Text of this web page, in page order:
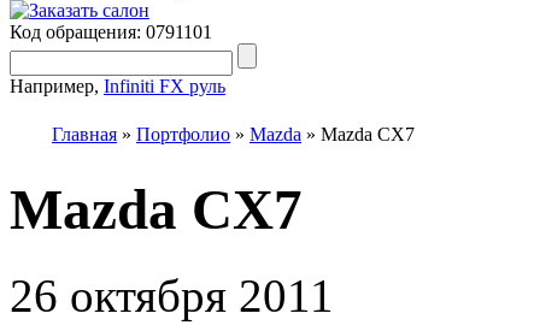
Код обращения: 0791101
Например, Infiniti FX руль
Главная » Портфолио » Mazda » Mazda CX7
Mazda CX7
26 октября 2011